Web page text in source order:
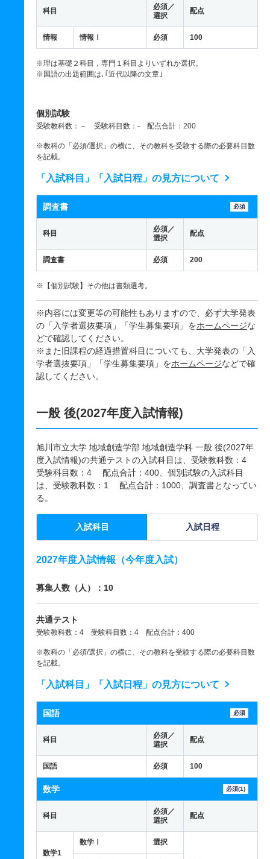
科目
必須／
選択
配点
情報 情報Ⅰ 必須 100
※理は基礎２科目，専門１科目よりいずれか選択。
※国語の出題範囲は､｢近代以降の文章｣
個別試験
受験教科数：－ 受験科目数：- 配点合計：200
※教科の「必須/選択」の横に、その教科を受験する際の必要科目数
を記載。
「入試科目」「入試日程」の見方について
調査書 必須
科目
必須／
選択
配点
調査書 必須 200
※【個別試験】その他は書類選考。
※内容には変更等の可能性もありますので、必ず大学発表
の「入学者選抜要項」「学生募集要項」をホームページな
どで確認してください。
※また旧課程の経過措置科目についても、大学発表の「入
学者選抜要項」「学生募集要項」をホームページなどで確
認してください。
一般 後(2027年度入試情報)
旭川市立大学 地域創造学部 地域創造学科 一般 後(2027年
度入試情報)の共通テストの入試科目は、受験教科数：4
受験科目数：4 配点合計：400、個別試験の入試科目
は、受験教科数：1 配点合計：1000、調査書となってい
る。
入試科目 入試日程
2027年度入試情報（今年度入試）
募集人数（人）：10
共通テスト
受験教科数：4 受験科目数：4 配点合計：400
※教科の「必須/選択」の横に、その教科を受験する際の必要科目数
を記載。
「入試科目」「入試日程」の見方について
国語 必須
科目
必須／
選択
配点
国語 必須 100
数学 必須(1)
科目
必須／
選択
配点
数学1
数学Ⅰ 選択